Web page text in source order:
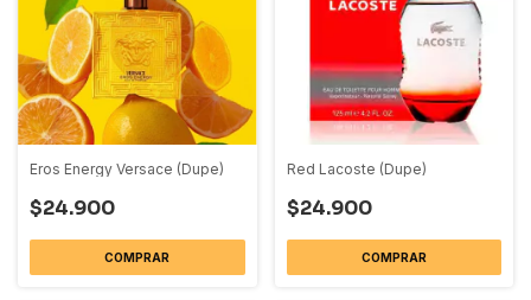
Eros Energy Versace (Dupe)
$24.900
COMPRAR
Red Lacoste (Dupe)
$24.900
COMPRAR